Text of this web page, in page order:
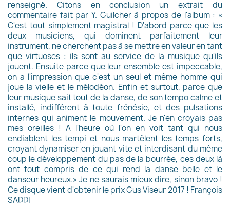
renseigné. Citons en conclusion un extrait du
commentaire fait par Y. Guilcher à propos de l'album : «
C'est tout simplement magistral ! D'abord parce que les
deux musiciens, qui dominent parfaitement leur
instrument, ne cherchent pas à se mettre en valeur en tant
que virtuoses : ils sont au service de la musique qu'ils
jouent. Ensuite parce que leur ensemble est impeccable,
on a l'impression que c'est un seul et même homme qui
joue la vielle et le mélodéon. Enfin et surtout, parce que
leur musique sait tout de la danse, de son tempo calme et
installé, indifférent à toute frénésie, et des pulsations
internes qui animent le mouvement. Je n'en croyais pas
mes oreilles ! A l'heure où l'on en voit tant qui nous
endiablent les tempi et nous martèlent les temps forts,
croyant dynamiser en jouant vite et interdisant du même
coup le développement du pas de la bourrée, ces deux là
ont tout compris de ce qui rend la danse belle et le
danseur heureux.» Je ne saurais mieux dire, sinon bravo !
Ce disque vient d'obtenir le prix Gus Viseur 2017 ! François
SADDI